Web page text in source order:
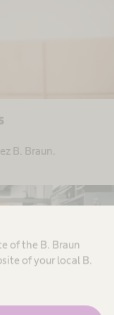
of the B. Braun
of your local B.
B. Braun.